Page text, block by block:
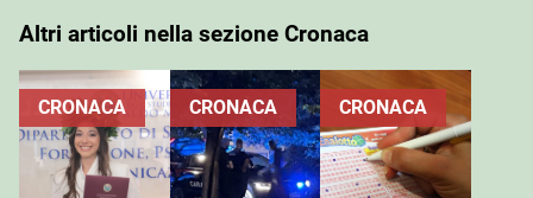
Altri articoli nella sezione Cronaca
CRONACA CRONACA CRONACA